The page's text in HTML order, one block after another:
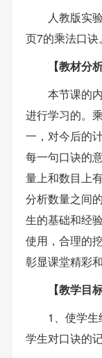
人教版实
页7的乘法口诀。
【教材分
本节课的
进行学习的。
一，对今后的
每一句口诀的
量上和数目上
分析数量之间
生的基础和经
使用，合理的
彰显课堂精彩和
【教学目
1、使学
学生对口诀的